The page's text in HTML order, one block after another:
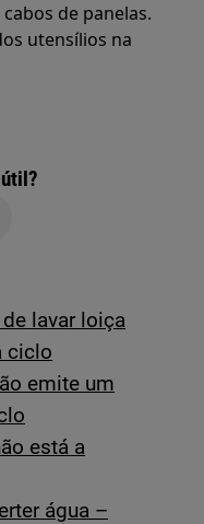
de panelas.
utensílios na
lavar loiça
ciclo
emite um
está a
água –